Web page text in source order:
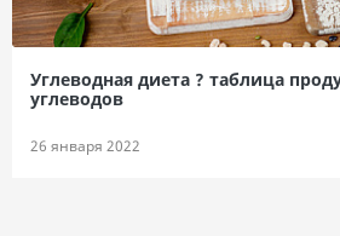
Углеводная диета ? таблица
углеводов
26 января 2022